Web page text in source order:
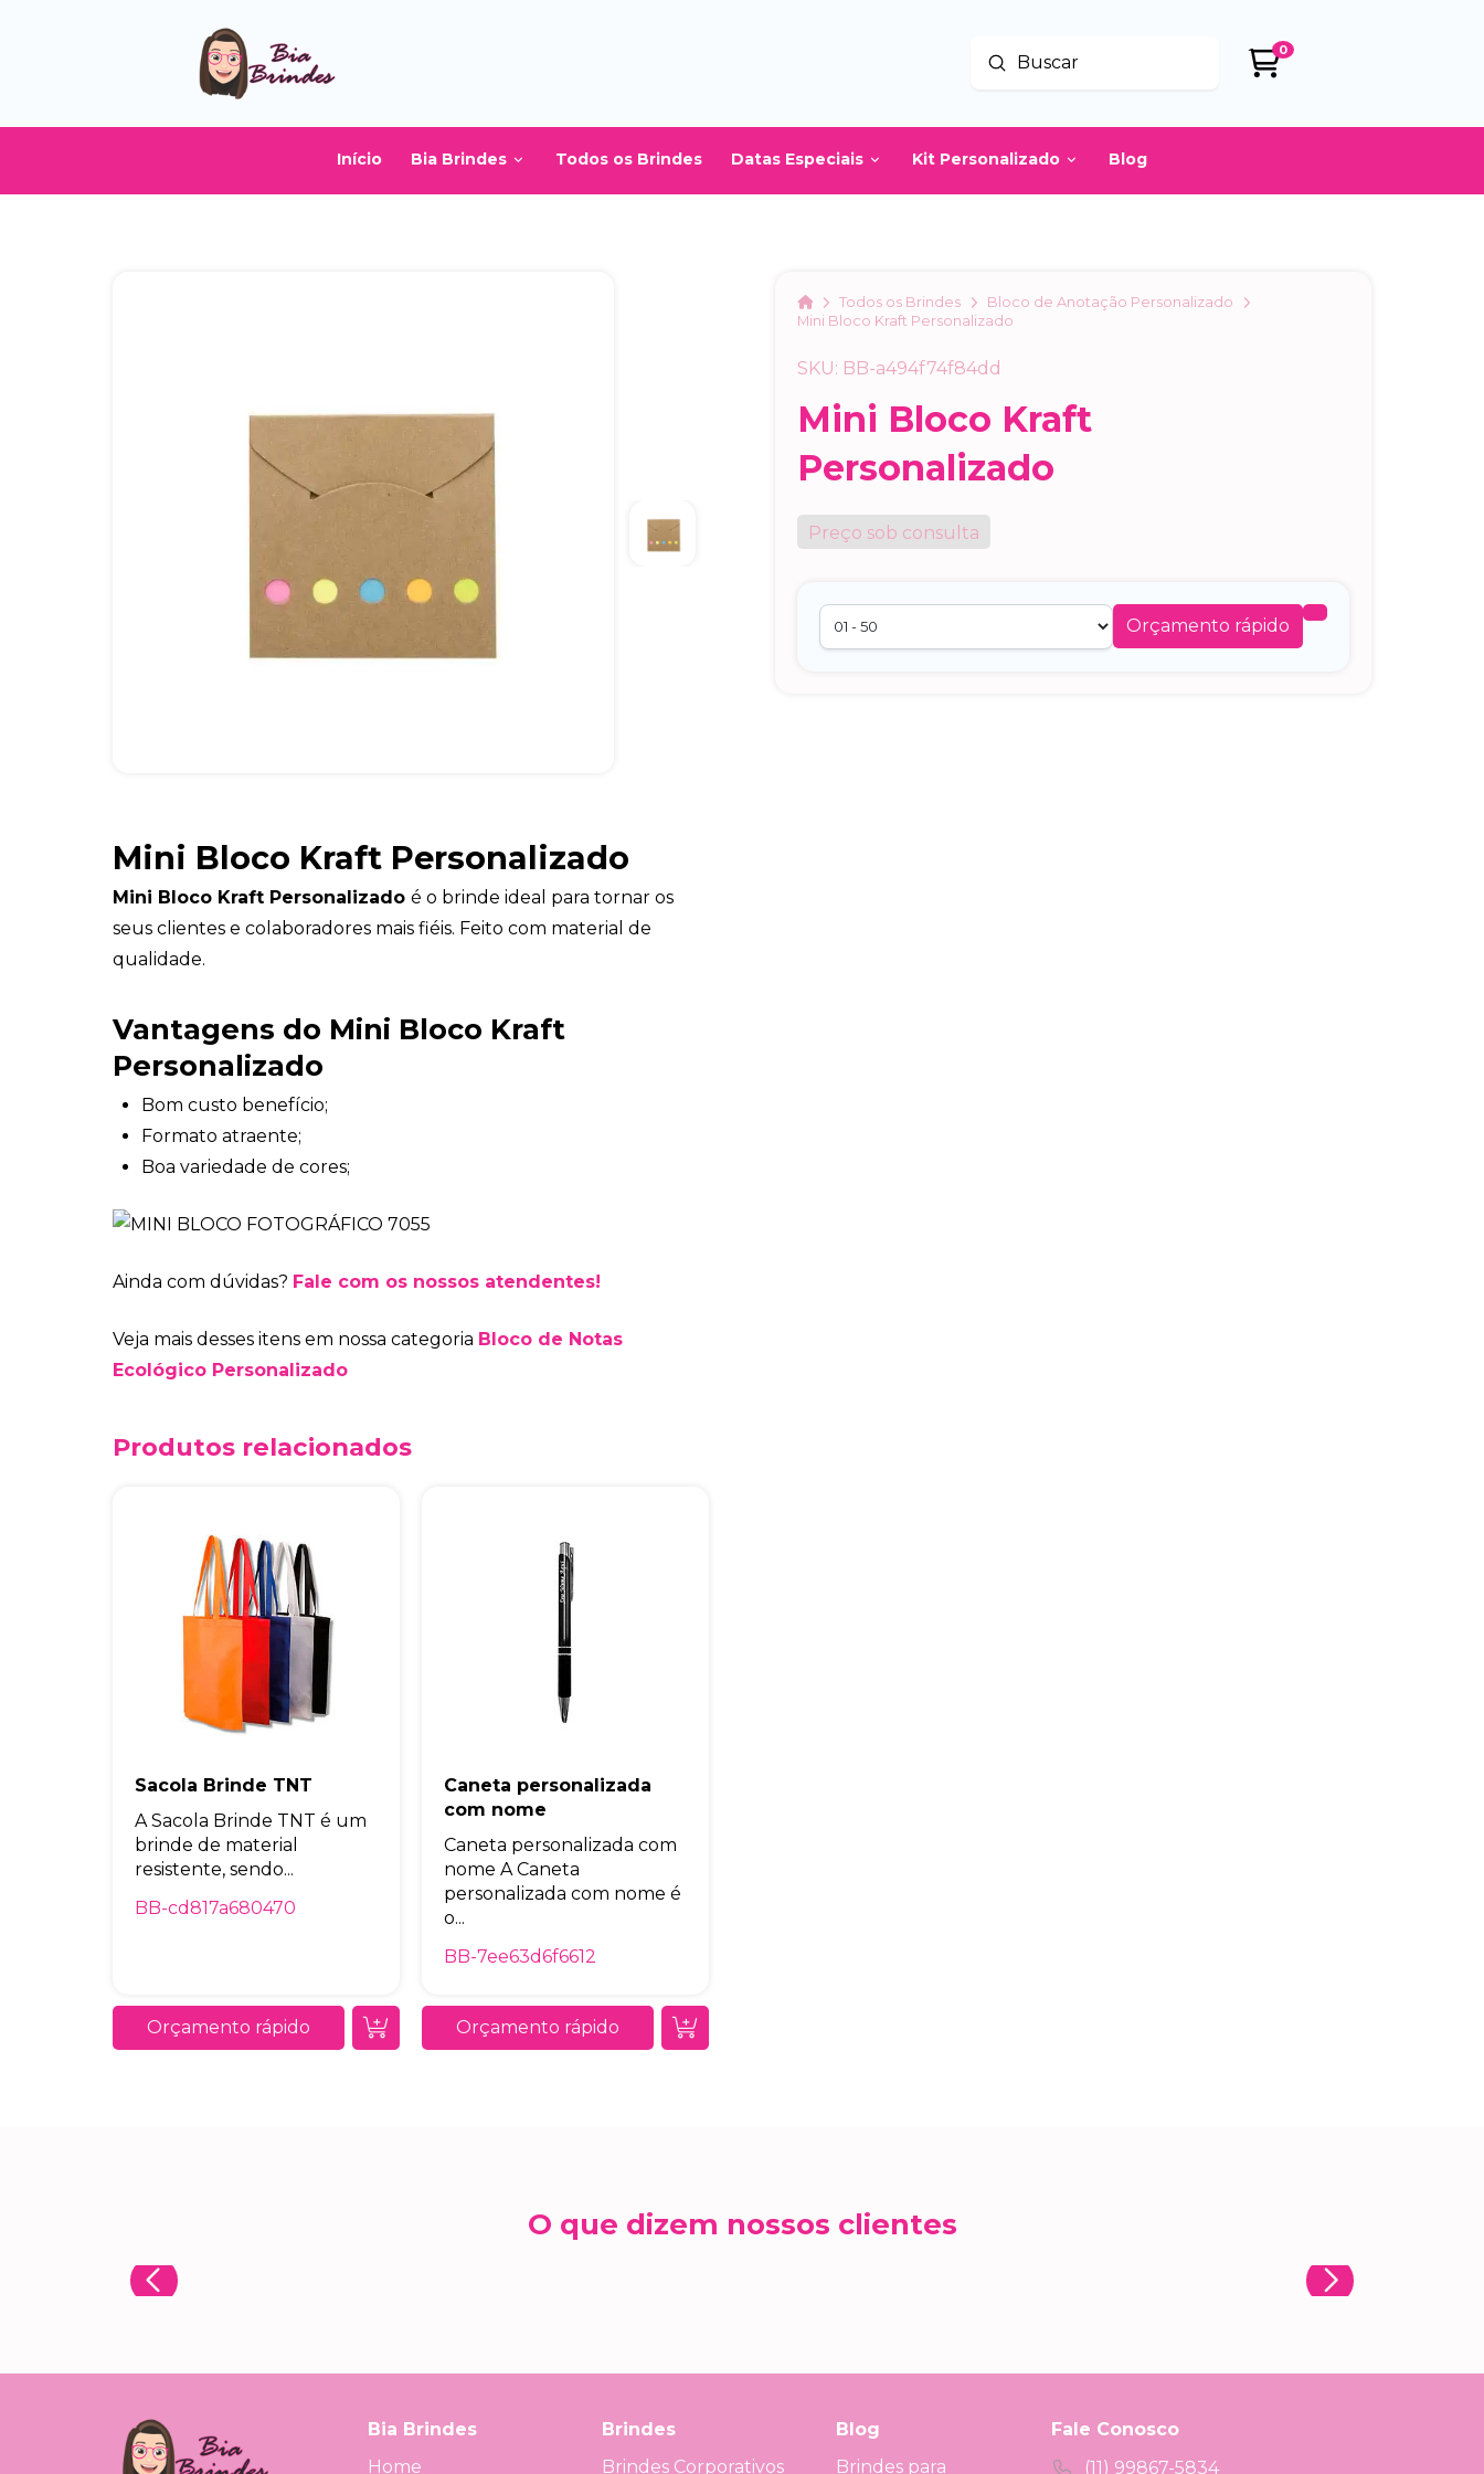
Buscar
Enviar
0
Início Bia Brindes Todos os Brindes Datas Especiais Kit Personalizado Blog
HomeTodos os Brindes
Bloco de Anotação Personalizado
Mini Bloco Kraft Personalizado
SKU: BB-a494f74f84dd
Mini Bloco Kraft
Personalizado
Preço sob consulta
Orçamento rápido
Mini Bloco Kraft Personalizado
Mini Bloco Kraft Personalizado é o brinde ideal para tornar os
seus clientes e colaboradores mais fiéis. Feito com material de
qualidade.
Vantagens do Mini Bloco Kraft
Personalizado
Bom custo benefício;
Formato atraente;
Boa variedade de cores;
Ainda com dúvidas? Fale com os nossos atendentes!
Veja mais desses itens em nossa categoria Bloco de Notas
Ecológico Personalizado
Produtos relacionados
Sacola Brinde TNT
A Sacola Brinde TNT é um
brinde de material
resistente, sendo...
BB-cd817a680470
Orçamento rápido
Caneta personalizada
com nome
Caneta personalizada com
nome A Caneta
personalizada com nome é
o...
BB-7ee63d6f6612
Orçamento rápido
O que dizem nossos clientes
Bia Brindes
Home
Brindes
Brindes Corporativos
Blog
Brindes para
Fale Conosco
(11) 99867-5834
Eu concordo em receber comunicações.
A nossa empresa está comprometida a proteger e respeitar sua
privacidade, utilizaremos seus dados apenas para fins de
momento.